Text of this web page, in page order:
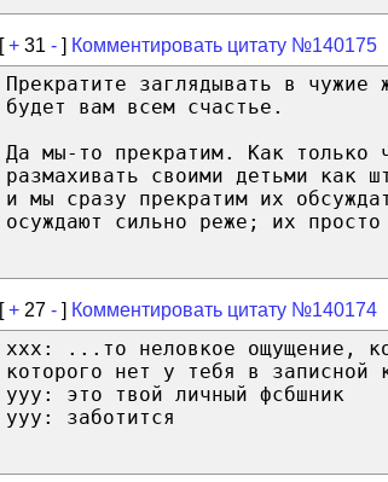
[+ 31 - ] Комментировать цитату №140175
Прекратите заглядывать в
будет вам всем счастье.
Да мы-то прекратим. Как только
размахивать своими детьми как
и мы сразу прекратим их
осуждают сильно реже; их
[+ 27 - ] Комментировать цитату №140174
xxx: ...то неловкое ощущение,
которого нет у тебя в записной
yyy: это твой личный фсбшник
yyy: заботится